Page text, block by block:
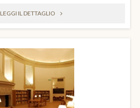
LEGGI IL DETTAGLIO